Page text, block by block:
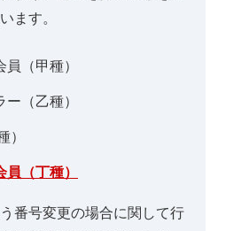
ます。
（甲種）
（乙種）
（丁種）
番号変更の場合に関して行